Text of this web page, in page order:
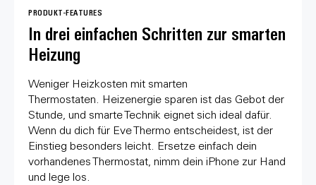
PRODUKT-FEATURES
In drei einfachen Schritten zur smarten
Heizung
Weniger Heizkosten mit smarten
Thermostaten. Heizenergie sparen ist das Gebot der
Stunde, und smarte Technik eignet sich ideal dafür.
Wenn du dich für Eve Thermo entscheidest, ist der
Einstieg besonders leicht. Ersetze einfach dein
vorhandenes Thermostat, nimm dein iPhone zur Hand
und lege los.